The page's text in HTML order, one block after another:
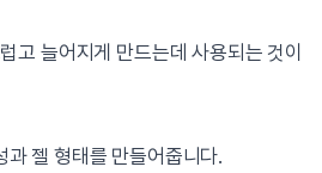
고 늘어지게 만드는데 사용되는 것이
젤 형태를 만들어줍니다.